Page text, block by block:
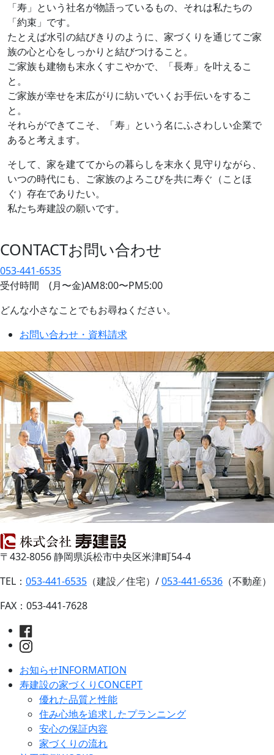
「寿」という社名が物語っているもの、それは私たちの
「約束」です。
たとえば水引の結びきりのように、家づくりを通じてご家
族の心と心をしっかりと結びつけること。
ご家族も建物も末永くすこやかで、「長寿」を叶えるこ
と。
ご家族が幸せを末広がりに紡いでいくお手伝いをするこ
と。
それらができてこそ、「寿」という名にふさわしい企業で
あると考えます。
そして、家を建ててからの暮らしを末永く見守りながら、
いつの時代にも、ご家族のよろこびを共に寿ぐ（ことほ
ぐ）存在でありたい。
私たち寿建設の願いです。
CONTACTお問い合わせ
053-441-6535
受付時間 (月〜金)AM8:00〜PM5:00
どんな小さなことでもお尋ねください。
お問い合わせ・資料請求
〒432-8056 静岡県浜松市中央区米津町54-4
TEL： 053-441-6535 （建設／住宅）/053-441-6536 （不動産）
FAX：053-441-7628
お知らせINFORMATION
寿建設の家づくり CONCEPT
優れた品質と性能
住み心地を追求したプランニング
安心の保証内容
家づくりの流れ